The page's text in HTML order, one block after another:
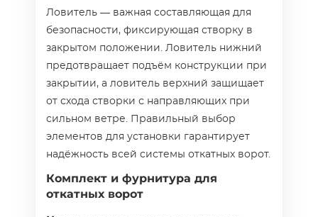
Ловитель — важная составляющая для
безопасности, фиксирующая створку в
закрытом положении. Ловитель нижний
предотвращает подъём конструкции при
закрытии, а ловитель верхний защищает
от схода створки с направляющих при
сильном ветре. Правильный выбор
элементов для установки гарантирует
надёжность всей системы откатных ворот.
Комплект и фурнитура для
откатных ворот